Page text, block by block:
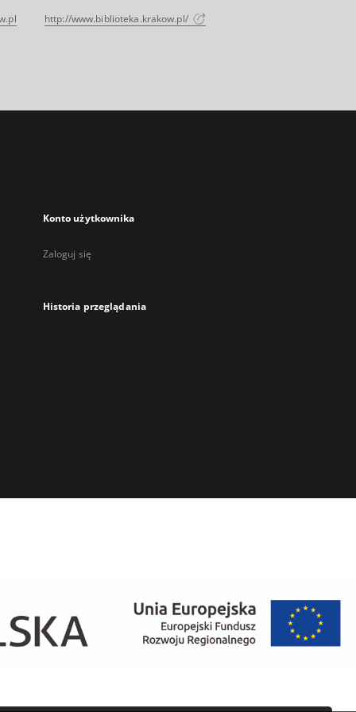
http://www.biblioteka.krakow.pl/
Konto użytkownika
Zaloguj się
Historia przeglądania